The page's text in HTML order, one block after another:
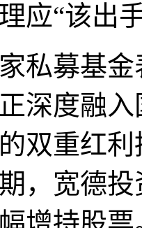
应“该出
募基金
深度融
双重红
，宽德